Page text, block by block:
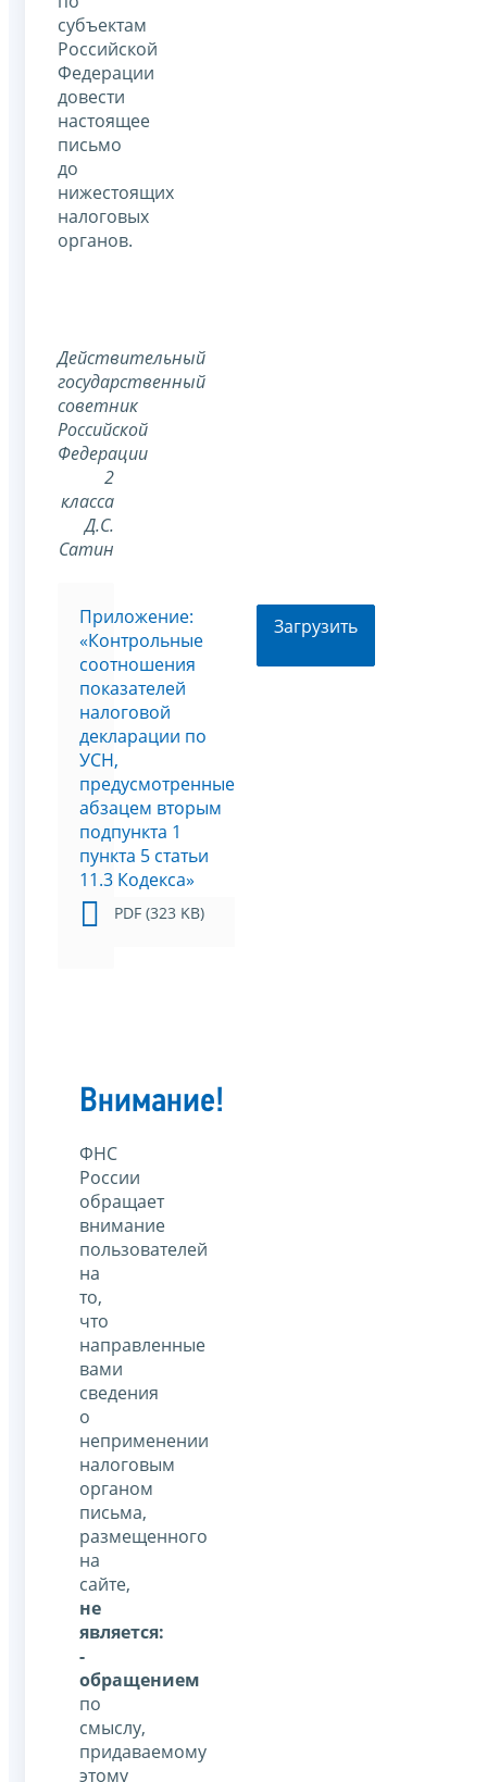
субъектам
Российской
Федерации
довести
настоящее
письмо
до
нижестоящих
налоговых
органов.
Действительный
государственный
советник
Российской
Федерации
2
класса
Д.С.
Сатин
Приложение:
«Контрольные
соотношения
показателей
налоговой
декларации по
УСН,
предусмотренные
абзацем вторым
подпункта 1
пункта 5 статьи
11.3 Кодекса»
PDF (323 KB)
Загрузить
Внимание!
ФНС
России
обращает
внимание
пользователей
на
то,
что
направленные
вами
сведения
о
неприменении
налоговым
органом
письма,
размещенного
на
сайте,
не
является:
-
обращением
по
смыслу,
придаваемому
этому